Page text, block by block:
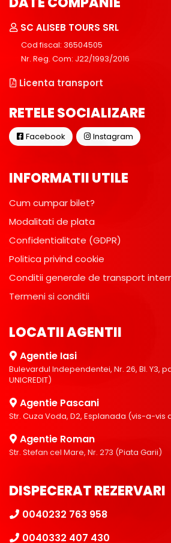
SC ALISEB TOURS SRL
Cod fiscal: 36504505
Nr. Reg. Com: J22/1993/2016
Licenta transport
RETELE SOCIALIZARE
Facebook Instagram
INFORMATII UTILE
Cum cumpar bilet?
Modalitati de plata
Confidentialitate (GDPR)
Politica privind cookie
Conditii generale de transport
Termeni si conditii
LOCATII AGENTII
Agentie Iasi
Bulevardul Independentei, Nr. 26, Bl. Y3,
UNICREDIT)
Agentie Pascani
Str. Cuza Voda, D2, Esplanada (vis-a-vis
Agentie Roman
Str. Stefan cel Mare, Nr. 273 (Piata Garii)
DISPECERAT REZERVARI
0040232 763 958
0040332 407 430